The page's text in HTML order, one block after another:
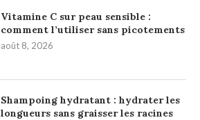
Vitamine C sur peau sensible :
comment l’utiliser sans picotements
août 8, 2026
Shampoing hydratant : hydrater les
longueurs sans graisser les racines